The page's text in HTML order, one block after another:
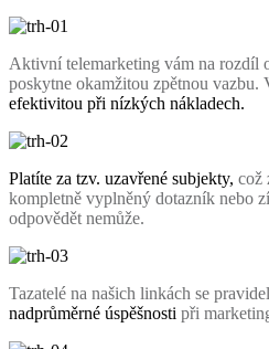
Aktivní telemarketing vám na rozdíl
poskytne okamžitou zpětnou vazbu.
efektivitou při nízkých nákladech.
Platíte za tzv. uzavřené subjekty, což
kompletně vyplněný dotazník nebo
odpovědět nemůže.
Tazatelé na našich linkách se
nadprůměrné úspěšnosti při